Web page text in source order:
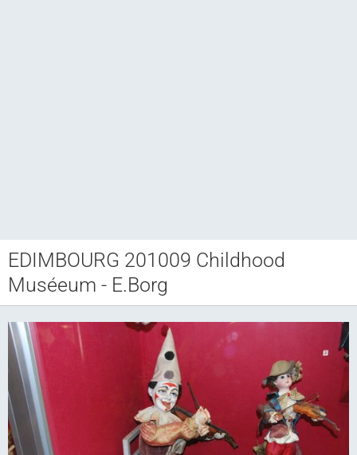
Club CCAM
Bourse RETROJOUETS
Agenda
Articles
Album photo
Liens
Contact
EDIMBOURG 201009 Childhood
Muséeum - E.Borg